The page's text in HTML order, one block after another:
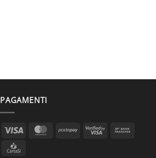
PAGAMENTI
Visa MasterCard
PostepayVisa